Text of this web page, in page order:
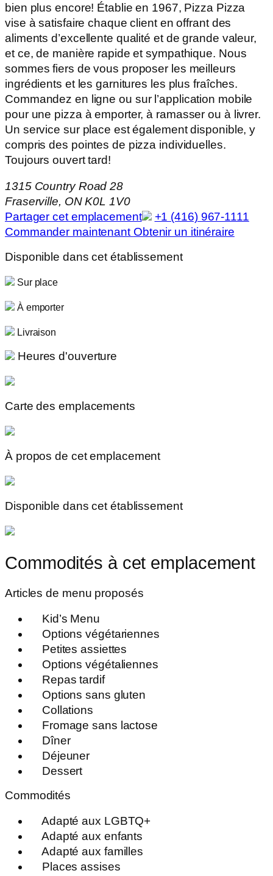
bien plus encore! Établie en 1967, Pizza Pizza
vise à satisfaire chaque client en offrant des
aliments d’excellente qualité et de grande valeur,
et ce, de manière rapide et sympathique. Nous
sommes fiers de vous proposer les meilleurs
ingrédients et les garnitures les plus fraîches.
Commandez en ligne ou sur l’application mobile
pour une pizza à emporter, à ramasser ou à livrer.
Un service sur place est également disponible, y
compris des pointes de pizza individuelles.
Toujours ouvert tard!
1315 Country Road 28
Fraserville, ON K0L 1V0
Partager cet emplacement
+1 (416) 967-1111
Commander maintenant Obtenir un itinéraire
Disponible dans cet établissement
Sur place
À emporter
Livraison
Heures d'ouverture
Carte des emplacements
À propos de cet emplacement
Disponible dans cet établissement
Commodités à cet emplacement
Articles de menu proposés
Kid’s Menu
Options végétariennes
Petites assiettes
Options végétaliennes
Repas tardif
Options sans gluten
Collations
Fromage sans lactose
Dîner
Déjeuner
Dessert
Commodités
Adapté aux LGBTQ+
Adapté aux enfants
Adapté aux familles
Places assises